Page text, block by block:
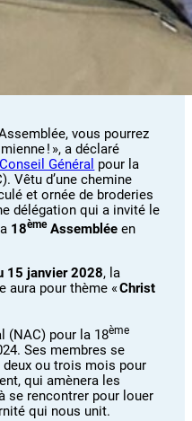
vous pourrez
! », a déclaré
Conseil Général pour la
Vêtu d’une chemine
et ornée de broderies
délégation qui a invité le
18èmeAssemblée en
15 janvier 2028, la
aura pour thème «Christ
(NAC) pour la 18ème
Ses membres se
ou trois mois pour
qui amènera les
se rencontrer pour louer
qui nous unit.